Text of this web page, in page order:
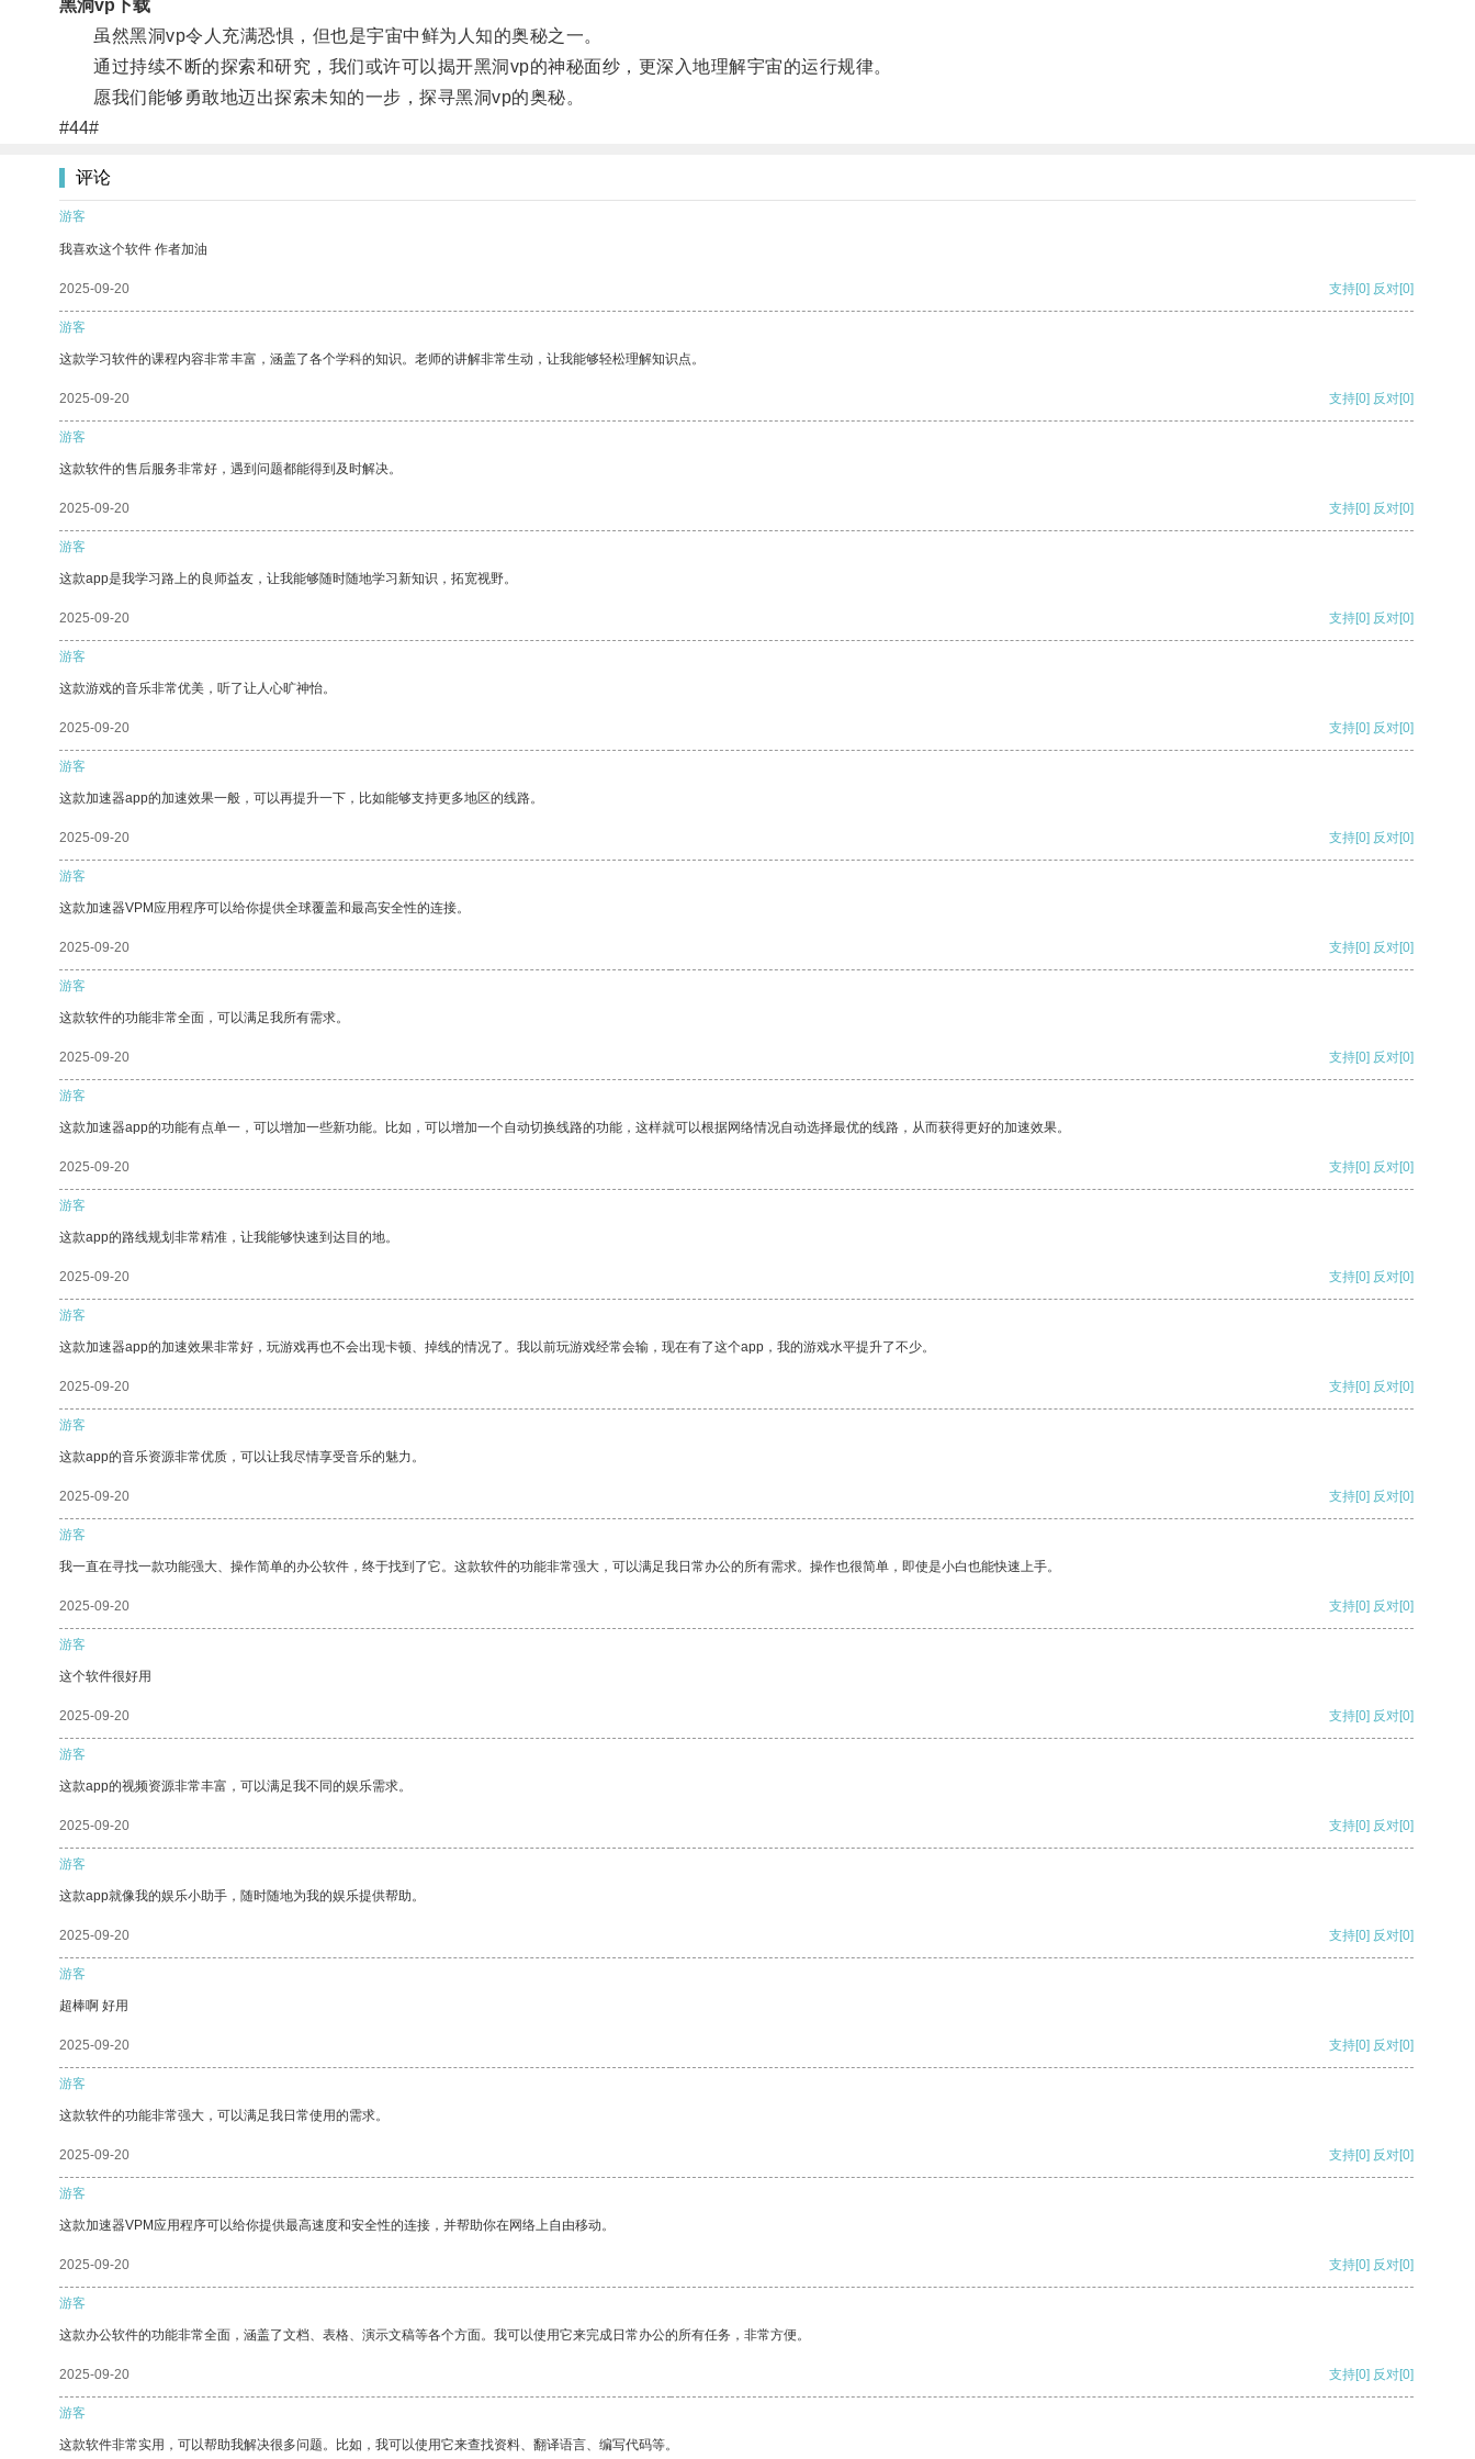
黑洞vp下载
虽然黑洞vp令人充满恐惧，但也是宇宙中鲜为人知的奥秘之一。
通过持续不断的探索和研究，我们或许可以揭开黑洞vp的神秘面纱，更深入地理解宇宙的运行规律。
愿我们能够勇敢地迈出探索未知的一步，探寻黑洞vp的奥秘。
#44#
评论
游客
我喜欢这个软件 作者加油
2025-09-20 支持[0] 反对[0]
游客
这款学习软件的课程内容非常丰富，涵盖了各个学科的知识。老师的讲解非常生动，让我能够轻松理解知识点。
2025-09-20 支持[0] 反对[0]
游客
这款软件的售后服务非常好，遇到问题都能得到及时解决。
2025-09-20 支持[0] 反对[0]
游客
这款app是我学习路上的良师益友，让我能够随时随地学习新知识，拓宽视野。
2025-09-20 支持[0] 反对[0]
游客
这款游戏的音乐非常优美，听了让人心旷神怡。
2025-09-20 支持[0] 反对[0]
游客
这款加速器app的加速效果一般，可以再提升一下，比如能够支持更多地区的线路。
2025-09-20 支持[0] 反对[0]
游客
这款加速器VPM应用程序可以给你提供全球覆盖和最高安全性的连接。
2025-09-20 支持[0] 反对[0]
游客
这款软件的功能非常全面，可以满足我所有需求。
2025-09-20 支持[0] 反对[0]
游客
这款加速器app的功能有点单一，可以增加一些新功能。比如，可以增加一个自动切换线路的功能，这样就可以根据网络情况自动选择最优的线路，从而获得更好的加速效果。
2025-09-20 支持[0] 反对[0]
游客
这款app的路线规划非常精准，让我能够快速到达目的地。
2025-09-20 支持[0] 反对[0]
游客
这款加速器app的加速效果非常好，玩游戏再也不会出现卡顿、掉线的情况了。我以前玩游戏经常会输，现在有了这个app，我的游戏水平提升了不少。
2025-09-20 支持[0] 反对[0]
游客
这款app的音乐资源非常优质，可以让我尽情享受音乐的魅力。
2025-09-20 支持[0] 反对[0]
游客
我一直在寻找一款功能强大、操作简单的办公软件，终于找到了它。这款软件的功能非常强大，可以满足我日常办公的所有需求。操作也很简单，即使是小白也能快速上手。
2025-09-20 支持[0] 反对[0]
游客
这个软件很好用
2025-09-20 支持[0] 反对[0]
游客
这款app的视频资源非常丰富，可以满足我不同的娱乐需求。
2025-09-20 支持[0] 反对[0]
游客
这款app就像我的娱乐小助手，随时随地为我的娱乐提供帮助。
2025-09-20 支持[0] 反对[0]
游客
超棒啊 好用
2025-09-20 支持[0] 反对[0]
游客
这款软件的功能非常强大，可以满足我日常使用的需求。
2025-09-20 支持[0] 反对[0]
游客
这款加速器VPM应用程序可以给你提供最高速度和安全性的连接，并帮助你在网络上自由移动。
2025-09-20 支持[0] 反对[0]
游客
这款办公软件的功能非常全面，涵盖了文档、表格、演示文稿等各个方面。我可以使用它来完成日常办公的所有任务，非常方便。
2025-09-20 支持[0] 反对[0]
游客
这款软件非常实用，可以帮助我解决很多问题。比如，我可以使用它来查找资料、翻译语言、编写代码等。